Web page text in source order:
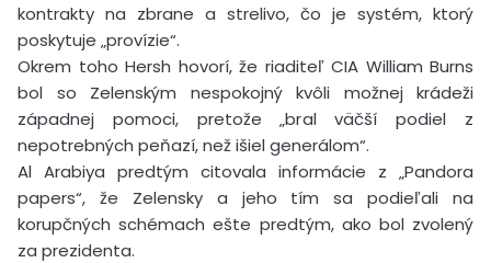
kontrakty na zbrane a strelivo, čo je systém, ktorý
poskytuje „provízie“.
Okrem toho Hersh hovorí, že riaditeľ CIA William Burns
bol so Zelenským nespokojný kvôli možnej krádeži
západnej pomoci, pretože „bral väčší podiel z
nepotrebných peňazí, než išiel generálom“.
Al Arabiya predtým citovala informácie z „Pandora
papers“, že Zelensky a jeho tím sa podieľali na
korupčných schémach ešte predtým, ako bol zvolený
za prezidenta.